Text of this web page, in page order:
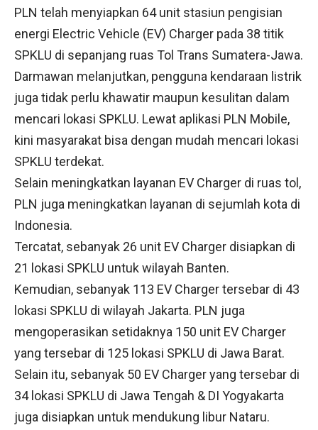
PLN telah menyiapkan 64 unit stasiun pengisian
energi Electric Vehicle (EV) Charger pada 38 titik
SPKLU di sepanjang ruas Tol Trans Sumatera-Jawa.
Darmawan melanjutkan, pengguna kendaraan listrik
juga tidak perlu khawatir maupun kesulitan dalam
mencari lokasi SPKLU. Lewat aplikasi PLN Mobile,
kini masyarakat bisa dengan mudah mencari lokasi
SPKLU terdekat.
Selain meningkatkan layanan EV Charger di ruas tol,
PLN juga meningkatkan layanan di sejumlah kota di
Indonesia.
Tercatat, sebanyak 26 unit EV Charger disiapkan di
21 lokasi SPKLU untuk wilayah Banten.
Kemudian, sebanyak 113 EV Charger tersebar di 43
lokasi SPKLU di wilayah Jakarta. PLN juga
mengoperasikan setidaknya 150 unit EV Charger
yang tersebar di 125 lokasi SPKLU di Jawa Barat.
Selain itu, sebanyak 50 EV Charger yang tersebar di
34 lokasi SPKLU di Jawa Tengah & DI Yogyakarta
juga disiapkan untuk mendukung libur Nataru.